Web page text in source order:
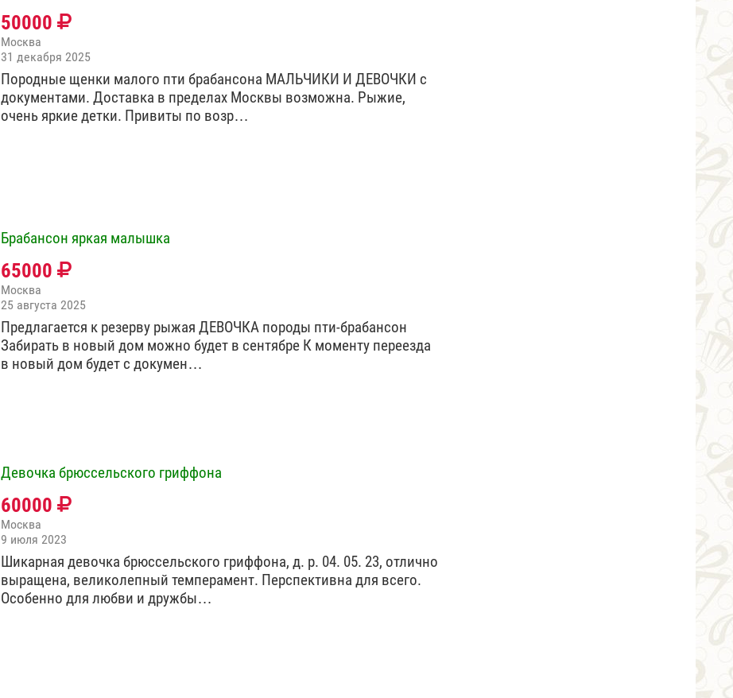
50000
Москва
31 декабря 2025
Породные щенки малого пти брабансона МАЛЬЧИКИ И ДЕВОЧКИ с
документами. Доставка в пределах Москвы возможна. Рыжие,
очень яркие детки. Привиты по возр…
Брабансон яркая малышка
65000
Москва
25 августа 2025
Предлагается к резерву рыжая ДЕВОЧКА породы пти-брабансон
Забирать в новый дом можно будет в сентябре К моменту переезда
в новый дом будет с докумен…
Девочка брюссельского гриффона
60000
Москва
9 июля 2023
Шикарная девочка брюссельского гриффона, д. р. 04. 05. 23, отлично
выращена, великолепный темперамент. Перспективна для всего.
Особенно для любви и дружбы…